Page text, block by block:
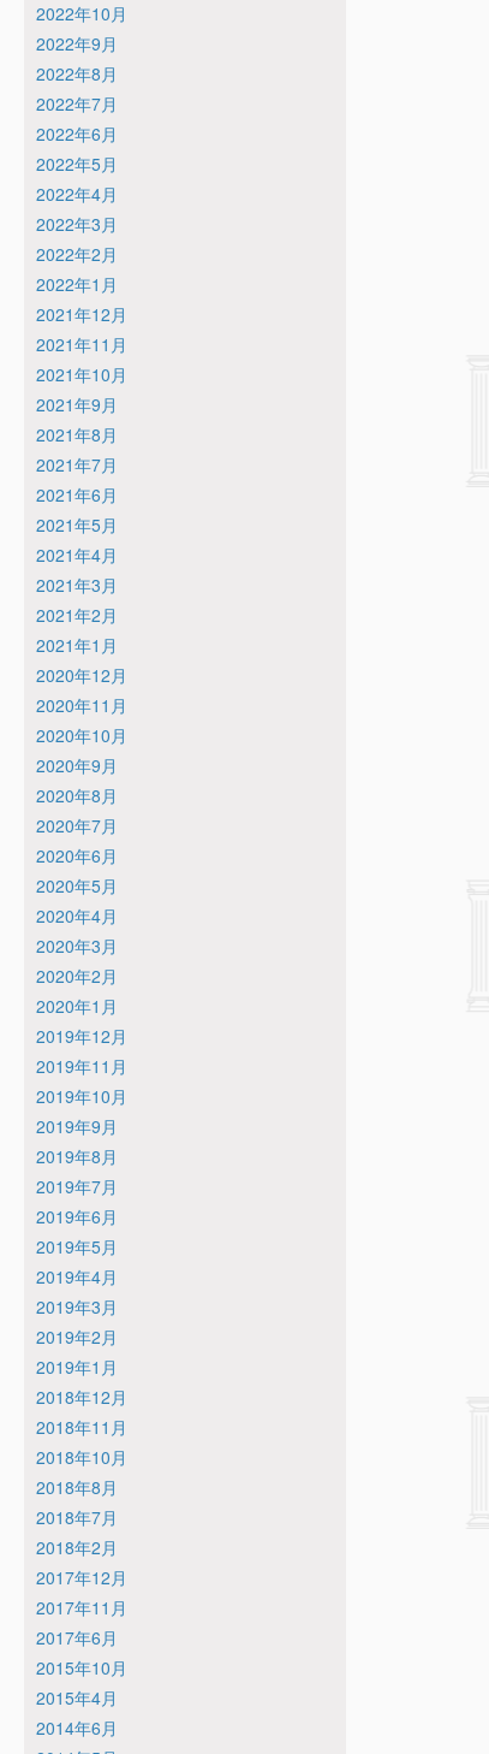
2022年10月
2022年9月
2022年8月
2022年7月
2022年6月
2022年5月
2022年4月
2022年3月
2022年2月
2022年1月
2021年12月
2021年11月
2021年10月
2021年9月
2021年8月
2021年7月
2021年6月
2021年5月
2021年4月
2021年3月
2021年2月
2021年1月
2020年12月
2020年11月
2020年10月
2020年9月
2020年8月
2020年7月
2020年6月
2020年5月
2020年4月
2020年3月
2020年2月
2020年1月
2019年12月
2019年11月
2019年10月
2019年9月
2019年8月
2019年7月
2019年6月
2019年5月
2019年4月
2019年3月
2019年2月
2019年1月
2018年12月
2018年11月
2018年10月
2018年8月
2018年7月
2018年2月
2017年12月
2017年11月
2017年6月
2015年10月
2015年4月
2014年6月